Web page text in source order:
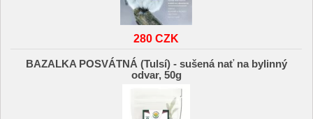
280 CZK
BAZALKA POSVÁTNÁ (Tulsí) - sušená nať na bylinný
odvar, 50g